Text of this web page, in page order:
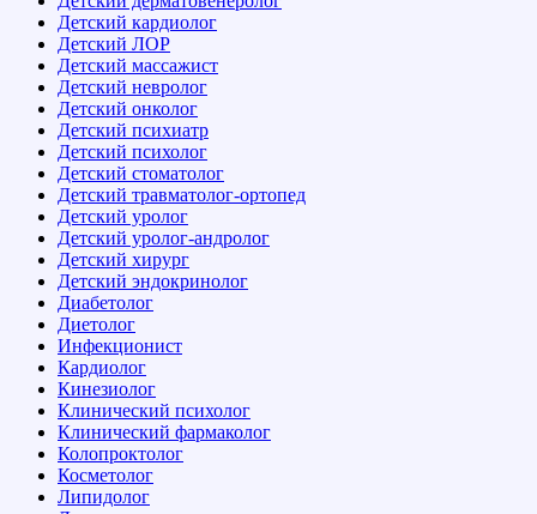
Детский кардиолог
Детский ЛОР
Детский массажист
Детский невролог
Детский онколог
Детский психиатр
Детский психолог
Детский стоматолог
Детский травматолог-ортопед
Детский уролог
Детский уролог-андролог
Детский хирург
Детский эндокринолог
Диабетолог
Диетолог
Инфекционист
Кардиолог
Кинезиолог
Клинический психолог
Клинический фармаколог
Колопроктолог
Косметолог
Липидолог